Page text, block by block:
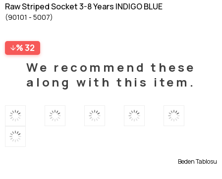
Raw Striped Socket 3-8 Years INDIGO BLUE
(90101 - 5007)
32
We recommend these
along with this item.
Beden Tablosu